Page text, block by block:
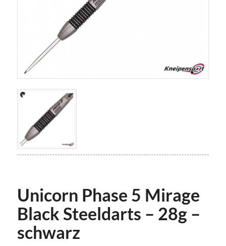
Unicorn Phase 5 Mirage
Black Steeldarts – 28g –
schwarz